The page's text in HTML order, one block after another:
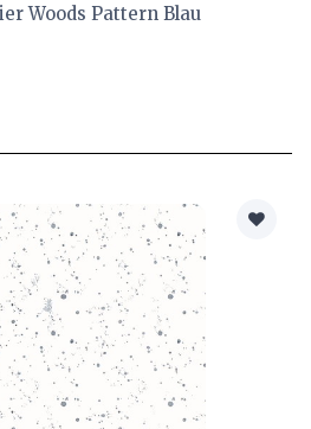
Woods Pattern Blau